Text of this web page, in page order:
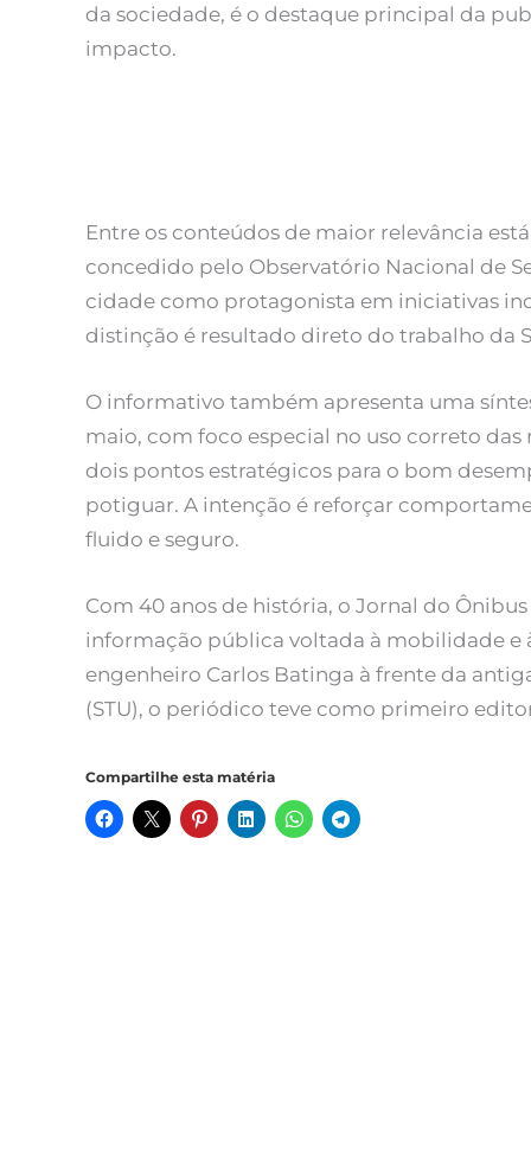
da sociedade, é o destaque principal da
impacto.
Entre os conteúdos de maior relevância
concedido pelo Observatório Nacional de
cidade como protagonista em iniciativas
distinção é resultado direto do trabalho da
O informativo também apresenta uma
maio, com foco especial no uso correto
dois pontos estratégicos para o bom
potiguar. A intenção é reforçar
fluido e seguro.
Com 40 anos de história, o Jornal do
informação pública voltada à mobilidade e
engenheiro Carlos Batinga à frente da
(STU), o periódico teve como primeiro
Compartilhe esta matéria